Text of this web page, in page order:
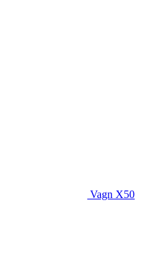
Vagn X50